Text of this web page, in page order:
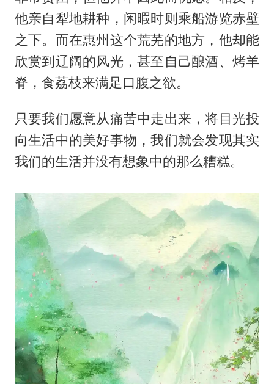
他亲自犁地耕种，闲暇时则乘船游览赤壁
之下。而在惠州这个荒芜的地方，他却能
欣赏到辽阔的风光，甚至自己酿酒、烤羊
脊，食荔枝来满足口腹之欲。
只要我们愿意从痛苦中走出来，将目光投
向生活中的美好事物，我们就会发现其实
我们的生活并没有想象中的那么糟糕。